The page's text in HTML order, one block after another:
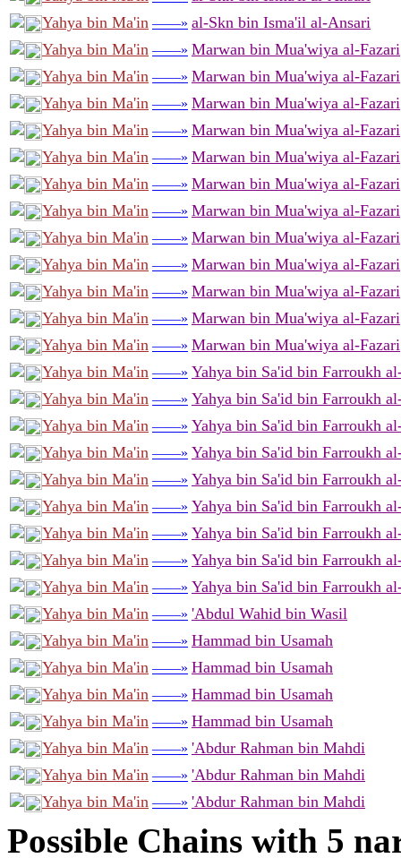
Yahya bin Ma'in ——» al-Skn bin Isma'il al-Ansari
Yahya bin Ma'in ——» Marwan bin Mua'wiya al-Fazari
Yahya bin Ma'in ——» Marwan bin Mua'wiya al-Fazari
Yahya bin Ma'in ——» Marwan bin Mua'wiya al-Fazari
Yahya bin Ma'in ——» Marwan bin Mua'wiya al-Fazari
Yahya bin Ma'in ——» Marwan bin Mua'wiya al-Fazari
Yahya bin Ma'in ——» Marwan bin Mua'wiya al-Fazari
Yahya bin Ma'in ——» Marwan bin Mua'wiya al-Fazari
Yahya bin Ma'in ——» Marwan bin Mua'wiya al-Fazari
Yahya bin Ma'in ——» Marwan bin Mua'wiya al-Fazari
Yahya bin Ma'in ——» Marwan bin Mua'wiya al-Fazari
Yahya bin Ma'in ——» Marwan bin Mua'wiya al-Fazari
Yahya bin Ma'in ——» Marwan bin Mua'wiya al-Fazari
Yahya bin Ma'in ——» Yahya bin Sa'id bin Farroukh
Yahya bin Ma'in ——» Yahya bin Sa'id bin Farroukh
Yahya bin Ma'in ——» Yahya bin Sa'id bin Farroukh
Yahya bin Ma'in ——» Yahya bin Sa'id bin Farroukh
Yahya bin Ma'in ——» Yahya bin Sa'id bin Farroukh
Yahya bin Ma'in ——» Yahya bin Sa'id bin Farroukh
Yahya bin Ma'in ——» Yahya bin Sa'id bin Farroukh
Yahya bin Ma'in ——» Yahya bin Sa'id bin Farroukh
Yahya bin Ma'in ——» Yahya bin Sa'id bin Farroukh
Yahya bin Ma'in ——» 'Abdul Wahid bin Wasil
Yahya bin Ma'in ——» Hammad bin Usamah
Yahya bin Ma'in ——» Hammad bin Usamah
Yahya bin Ma'in ——» Hammad bin Usamah
Yahya bin Ma'in ——» Hammad bin Usamah
Yahya bin Ma'in ——» 'Abdur Rahman bin Mahdi
Yahya bin Ma'in ——» 'Abdur Rahman bin Mahdi
Yahya bin Ma'in ——» 'Abdur Rahman bin Mahdi
Possible Chains with 5